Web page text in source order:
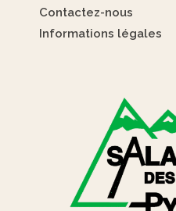
Contactez-nous
Informations légales